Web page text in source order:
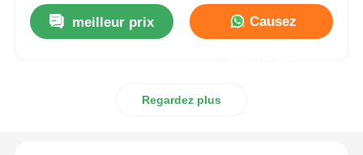
meilleur prix Causez
Regardez plus